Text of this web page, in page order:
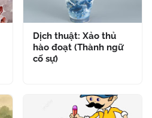
Dịch thuật: Xảo thủ
hào đoạt (Thành ngữ
cố sự)